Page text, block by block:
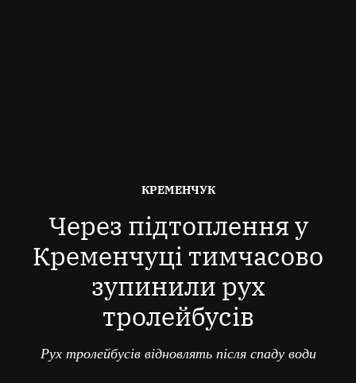
ОПУБЛІКОВАНО
КРЕМЕНЧУК
Через підтоплення у
Кременчуці тимчасово
зупинили рух
тролейбусів
Рух тролейбусів відновлять після спаду води